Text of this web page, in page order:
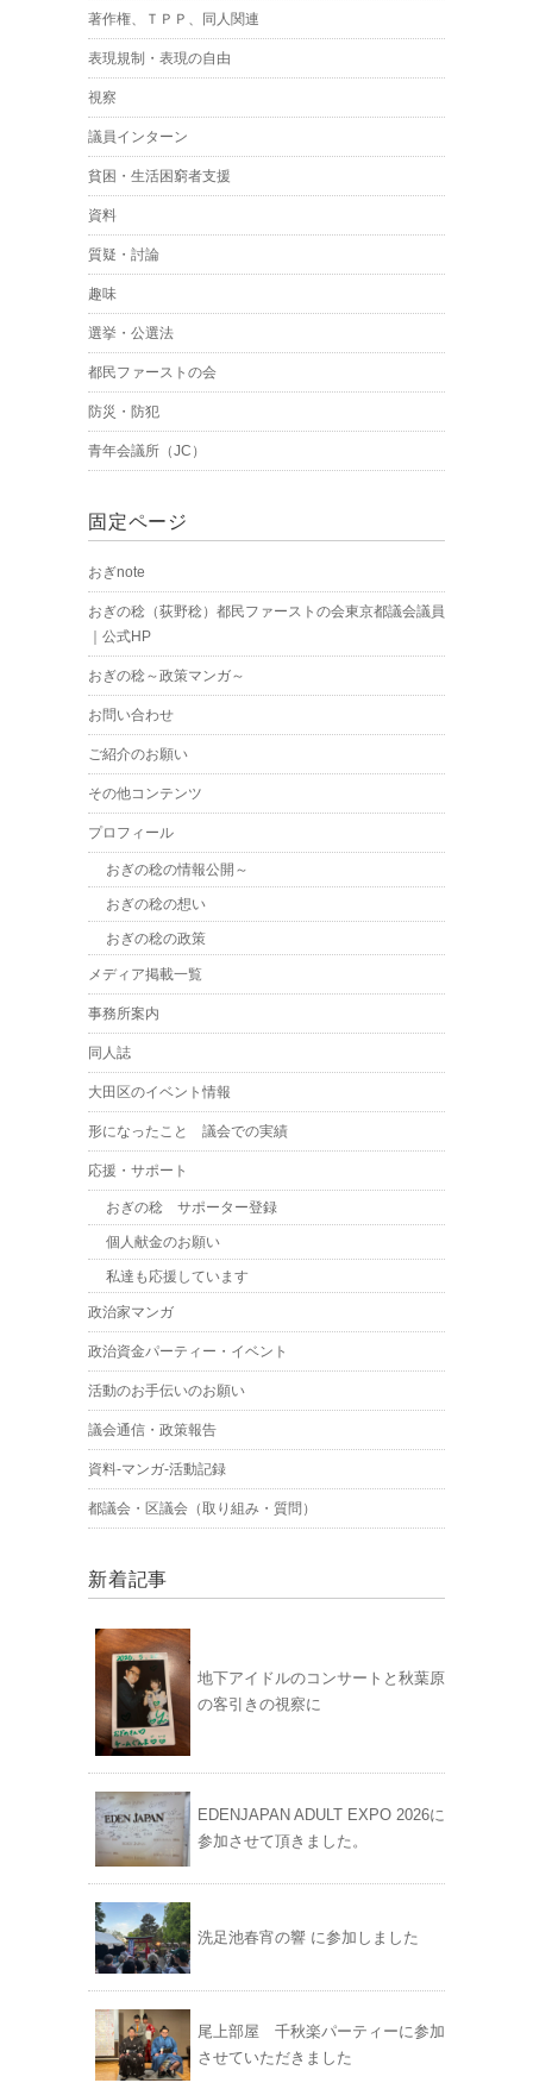
著作権、ＴＰＰ、同人関連
表現規制・表現の自由
視察
議員インターン
貧困・生活困窮者支援
資料
質疑・討論
趣味
選挙・公選法
都民ファーストの会
防災・防犯
青年会議所（JC）
固定ページ
おぎnote
おぎの稔（荻野稔）都民ファーストの会東京都議会議員
｜公式HP
おぎの稔～政策マンガ～
お問い合わせ
ご紹介のお願い
その他コンテンツ
プロフィール
おぎの稔の情報公開～
おぎの稔の想い
おぎの稔の政策
メディア掲載一覧
事務所案内
同人誌
大田区のイベント情報
形になったこと 議会での実績
応援・サポート
おぎの稔 サポーター登録
個人献金のお願い
私達も応援しています
政治家マンガ
政治資金パーティー・イベント
活動のお手伝いのお願い
議会通信・政策報告
資料-マンガ-活動記録
都議会・区議会（取り組み・質問）
新着記事
地下アイドルのコンサートと秋葉原
の客引きの視察に
EDENJAPAN ADULT EXPO 2026に
参加させて頂きました。
洗足池春宵の響 に参加しました
尾上部屋 千秋楽パーティーに参加
させていただきました